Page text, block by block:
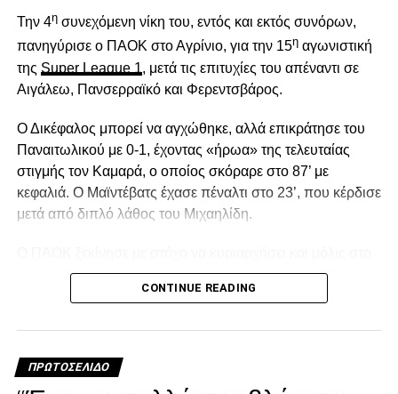
Την 4ησυνεχόμενη νίκη του, εντός και εκτός συνόρων,
πανηγύρισε ο ΠΑΟΚ στο Αγρίνιο, για την 15ηαγωνιστική
της Super League 1, μετά τις επιτυχίες του απέναντι σε
Αιγάλεω, Πανσερραϊκό και Φερεντσβάρος.
Ο Δικέφαλος μπορεί να αγχώθηκε, αλλά επικράτησε του
Παναιτωλικού με 0-1, έχοντας «ήρωα» της τελευταίας
στιγμής τον Καμαρά, ο οποίος σκόραρε στο 87’ με
κεφαλιά. Ο Μαϊντέβατς έχασε πέναλτι στο 23’, που κέρδισε
μετά από διπλό λάθος του Μιχαηλίδη.
2′ έχασε την πρώτη του ευκαιρία. Ο Σορετίρε βρέθηκε σε
θέση βολής πλάγια μέσα στην περιοχή, πλάσαρε, αλλά
«κεραυνό» του Λαχούντ έξω από την περιοχή, που
πέρασε δίπλα από το κάθετο δοκάρι!
CONTINUE READING
ΠΡΩΤΟΣΈΛΙΔΟ